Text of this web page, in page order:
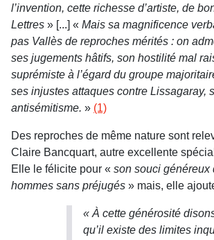
l’invention, cette richesse d’artiste, de
Lettres » [...] « Mais sa magnificence
pas Vallès de reproches mérités : on
ses jugements hâtifs, son hostilité mal
suprémiste à l’égard du groupe
ses injustes attaques contre Lissagaray,
antisémitisme. » (1)
Des reproches de même nature sont
Claire Bancquart, autre excellente
Elle le félicite pour « son souci généreux
hommes sans préjugés » mais, elle
« À cette générosité
qu’il existe des limites